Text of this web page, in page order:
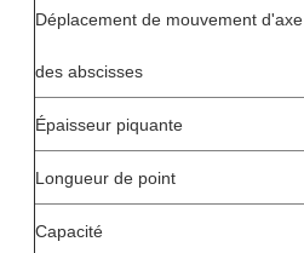
Déplacement de mouvement d'axe
des abscisses
Épaisseur piquante
Longueur de point
Capacité